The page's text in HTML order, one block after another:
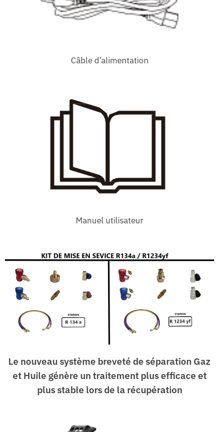
Câble d’alimentation
Manuel utilisateur
Le nouveau système breveté de séparation Gaz
et Huile génère un traitement plus efficace et
plus stable lors de la récupération